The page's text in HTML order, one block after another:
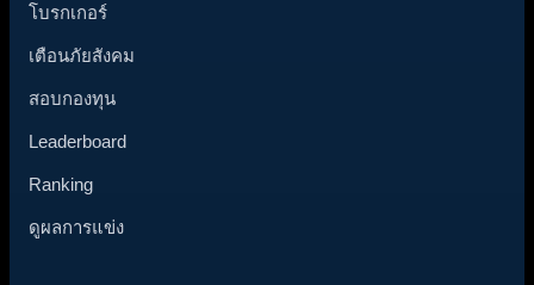
โบรกเกอร์
เตือนภัยสังคม
สอบกองทุน
Leaderboard
Ranking
ดูผลการแข่ง